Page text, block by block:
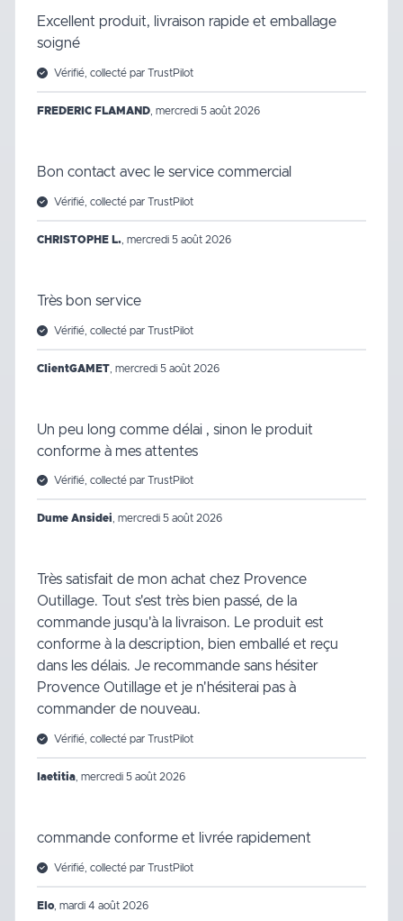
Excellent produit, livraison rapide et emballage
soigné
Vérifié, collecté par TrustPilot
FREDERIC FLAMAND mercredi 5 août 2026
Bon contact avec le service commercial
Vérifié, collecté par TrustPilot
CHRISTOPHE L. mercredi 5 août 2026
Très bon service
Vérifié, collecté par TrustPilot
ClientGAMET mercredi 5 août 2026
Un peu long comme délai , sinon le produit
conforme à mes attentes
Vérifié, collecté par TrustPilot
Dume Ansidei, mercredi 5 août 2026
Très satisfait de mon achat chez Provence
Outillage. Tout s'est très bien passé, de la
commande jusqu'à la livraison. Le produit est
conforme à la description, bien emballé et reçu
dans les délais. Je recommande sans hésiter
Provence Outillage et je n'hésiterai pas à
commander de nouveau.
Vérifié, collecté par TrustPilot
laetitia mercredi 5 août 2026
commande conforme et livrée rapidement
Vérifié, collecté par TrustPilot
Elo, mardi 4 août 2026